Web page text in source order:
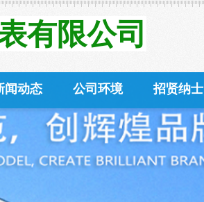
有限公司
有限公司
Co.,Ltd
闻动态 公司环境 招贤纳士